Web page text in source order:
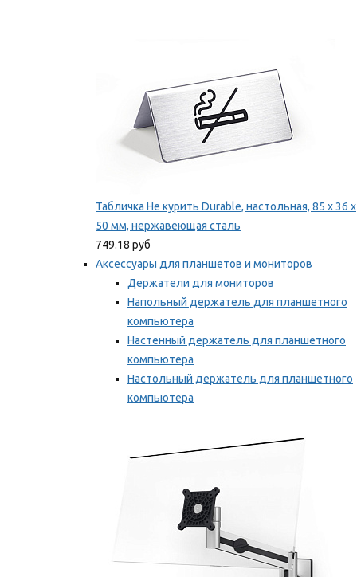
Табличка Не курить Durable, настольная, 85 x 36 x
50 мм, нержавеющая сталь
749.18 руб
Аксессуары для планшетов и мониторов
Держатели для мониторов
Напольный держатель для планшетного
компьютера
Настенный держатель для планшетного
компьютера
Настольный держатель для планшетного
компьютера